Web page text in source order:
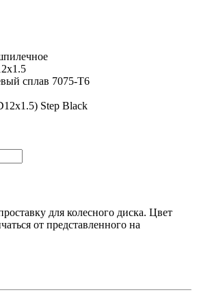
сплав 7075-T6
Step Black
для колесного диска. Цвет
от представленного на